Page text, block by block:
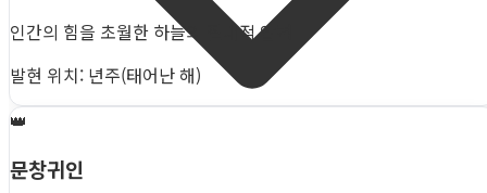
인간의 힘을 초월한 하늘의 절대적 압력
발현 위치: 년주(태어난 해)
👑
문창귀인